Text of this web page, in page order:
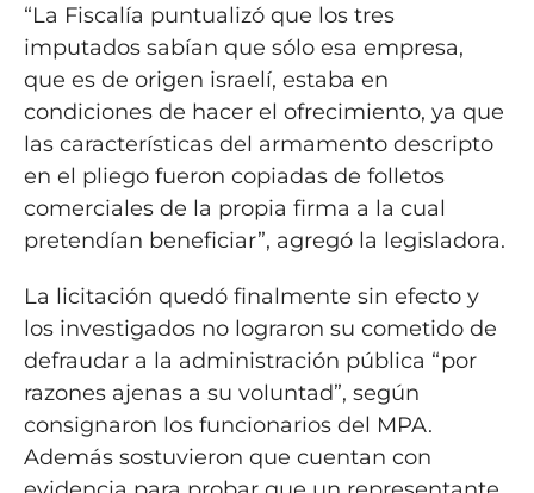
“La Fiscalía puntualizó que los tres
imputados sabían que sólo esa empresa,
que es de origen israelí, estaba en
condiciones de hacer el ofrecimiento, ya que
las características del armamento descripto
en el pliego fueron copiadas de folletos
comerciales de la propia firma a la cual
pretendían beneficiar”, agregó la legisladora.
La licitación quedó finalmente sin efecto y
los investigados no lograron su cometido de
defraudar a la administración pública “por
razones ajenas a su voluntad”, según
consignaron los funcionarios del MPA.
Además sostuvieron que cuentan con